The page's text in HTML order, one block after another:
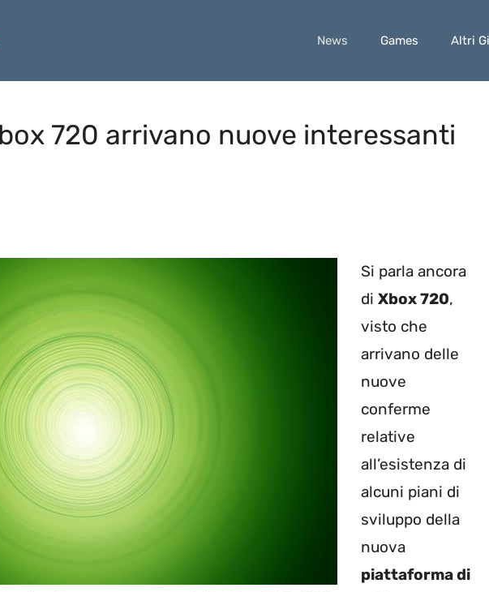
News Games Altri
720 arrivano nuove interessanti
Si parla ancora
di Xbox 720,
visto che
arrivano delle
nuove
conferme
relative
all’esistenza di
alcuni piani di
sviluppo della
nuova
piattaforma di